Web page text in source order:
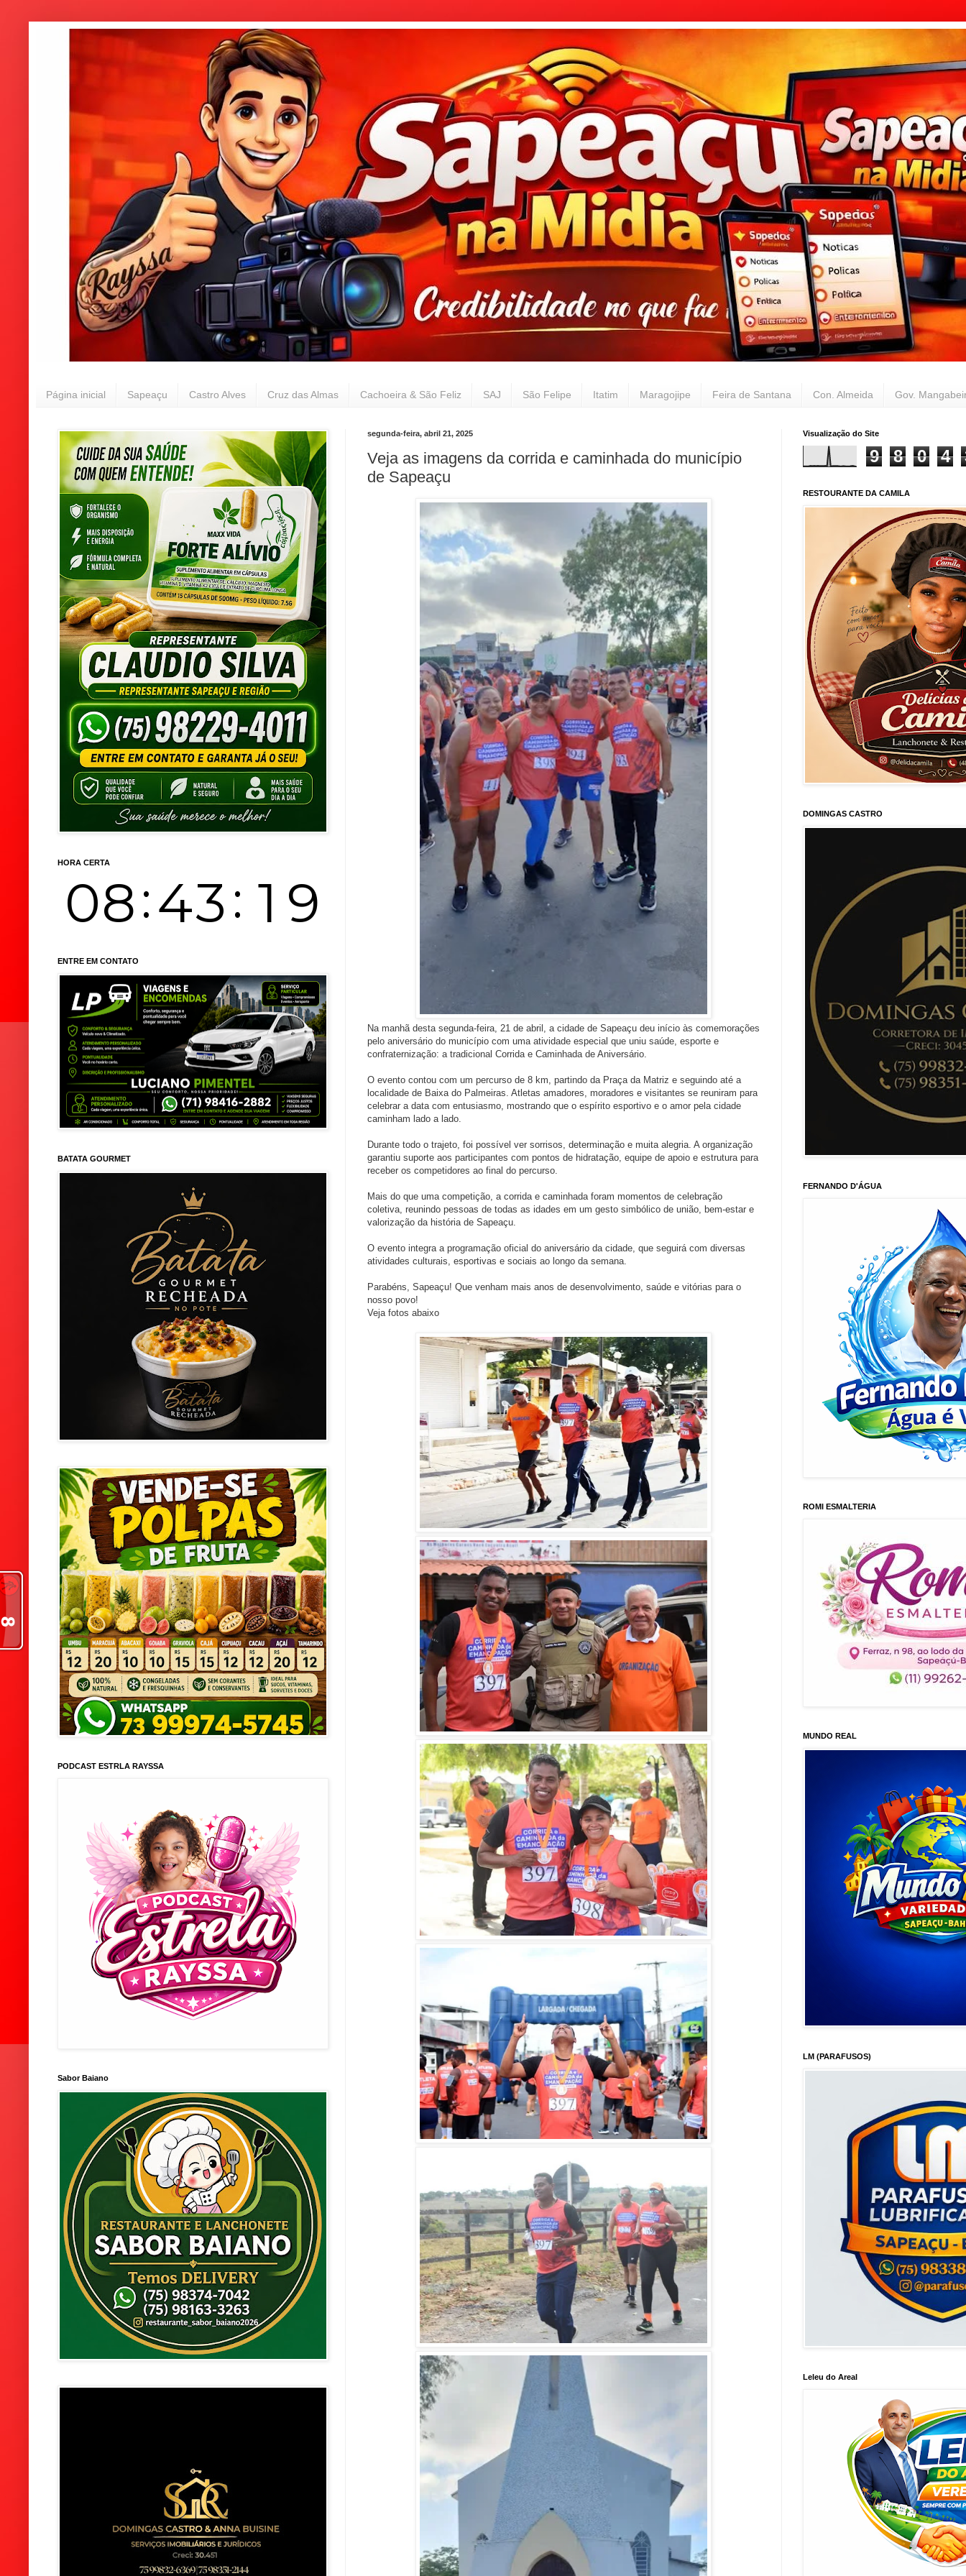
Página inicial Sapeaçu Castro Alves Cruz das Almas Cachoeira & São Feliz SAJ São Felipe Itatim Maragojipe Feira de Santana Con. Almeida Gov.
segunda-feira, abril 21, 2025
Veja as imagens da corrida e caminhada do município
de Sapeaçu
Na manhã desta segunda-feira, 21 de abril, a cidade de Sapeaçu deu início às comemorações
pelo aniversário do município com uma atividade especial que uniu saúde, esporte e
confraternização: a tradicional Corrida e Caminhada de Aniversário.
O evento contou com um percurso de 8 km, partindo da Praça da Matriz e seguindo até a
localidade de Baixa do Palmeiras. Atletas amadores, moradores e visitantes se reuniram para
celebrar a data com entusiasmo, mostrando que o espírito esportivo e o amor pela cidade
caminham lado a lado.
Durante todo o trajeto, foi possível ver sorrisos, determinação e muita alegria. A organização
garantiu suporte aos participantes com pontos de hidratação, equipe de apoio e estrutura para
receber os competidores ao final do percurso.
Mais do que uma competição, a corrida e caminhada foram momentos de celebração
coletiva, reunindo pessoas de todas as idades em um gesto simbólico de união, bem-estar e
valorização da história de Sapeaçu.
O evento integra a programação oficial do aniversário da cidade, que seguirá com diversas
atividades culturais, esportivas e sociais ao longo da semana.
Parabéns, Sapeaçu! Que venham mais anos de desenvolvimento, saúde e vitórias para o
nosso povo!
Veja fotos abaixo
HORA CERTA
ENTRE EM CONTATO
BATATA GOURMET
PODCAST ESTRLA RAYSSA
Sabor Baiano
Visualização do Site
9 8 0 4
RESTOURANTE DA CAMILA
DOMINGAS CASTRO
FERNANDO D'ÁGUA
ROMI ESMALTERIA
MUNDO REAL
LM (PARAFUSOS)
Leleu do Areal